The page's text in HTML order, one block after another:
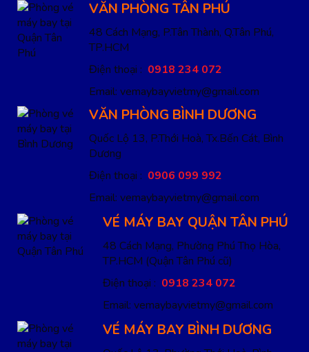
VĂN PHÒNG TÂN PHÚ
48 Cách Mạng, P.Tân Thành, Q.Tân Phú,
TP.HCM
Điện thoại : 0918 234 072
Email: vemaybayvietmy@gmail.com
VĂN PHÒNG BÌNH DƯƠNG
Quốc Lộ 13, P.Thới Hoà, Tx.Bến Cát, Bình
Dương
Điện thoại : 0906 099 992
Email: vemaybayvietmy@gmail.com
VÉ MÁY BAY QUẬN TÂN PHÚ
48 Cách Mạng, Phường Phú Thọ Hòa,
TP.HCM (Quận Tân Phú cũ)
Điện thoại : 0918 234 072
Email: vemaybayvietmy@gmail.com
VÉ MÁY BAY BÌNH DƯƠNG